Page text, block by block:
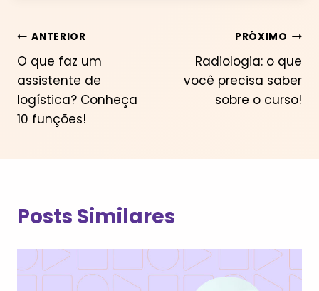
Navegação
de
Post
ANTERIOR
O que faz um
assistente de
logística? Conheça
10 funções!
PRÓXIMO
Radiologia: o que
você precisa saber
sobre o curso!
Posts Similares